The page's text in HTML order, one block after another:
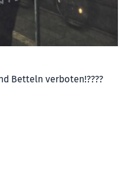
Betteln verboten!????